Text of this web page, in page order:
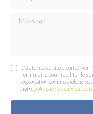
Message
J'autorise ce site à conserver
formulaire pour faciliter le
exploitation commerciale ne
notrepolitique de confidentialité